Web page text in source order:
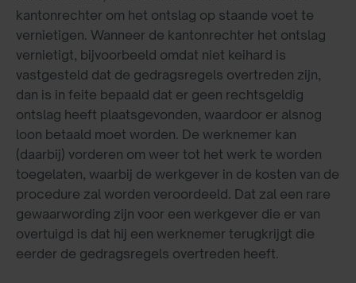
kantonrechter om het ontslag op staande voet te
vernietigen. Wanneer de kantonrechter het ontslag
vernietigt, bijvoorbeeld omdat niet keihard is
vastgesteld dat de gedragsregels overtreden zijn,
dan is in feite bepaald dat er geen rechtsgeldig
ontslag heeft plaatsgevonden, waardoor er alsnog
loon betaald moet worden. De werknemer kan
(daarbij) vorderen om weer tot het werk te worden
toegelaten, waarbij de werkgever in de kosten van de
procedure zal worden veroordeeld. Dat zal een rare
gewaarwording zijn voor een werkgever die er van
overtuigd is dat hij een werknemer terugkrijgt die
eerder de gedragsregels overtreden heeft.